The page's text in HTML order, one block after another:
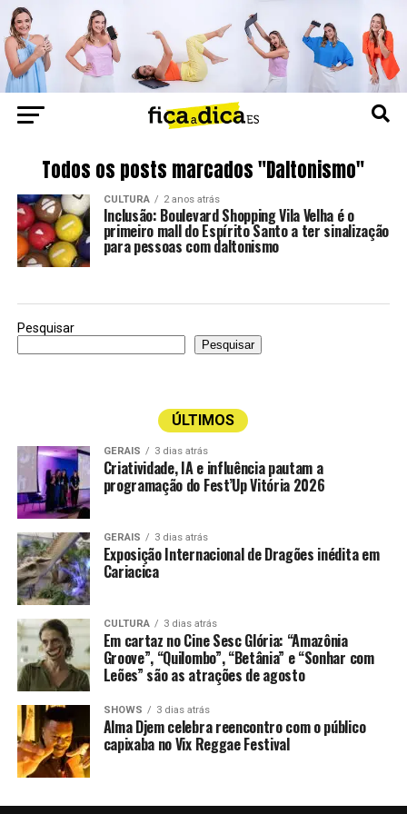
Todos os posts marcados "Daltonismo"
CULTURA 2 anos atrás
Inclusão: Boulevard Shopping Vila Velha é o
primeiro mall do Espírito Santo a ter sinalização
para pessoas com daltonismo
Pesquisar
Pesquisar
ÚLTIMOS
GERAIS 3 dias atrás
Criatividade, IA e influência pautam a
programação do Fest’Up Vitória 2026
GERAIS 3 dias atrás
Exposição Internacional de Dragões inédita em
Cariacica
CULTURA 3 dias atrás
Em cartaz no Cine Sesc Glória: “Amazônia
Groove”, “Quilombo”, “Betânia” e “Sonhar com
Leões” são as atrações de agosto
SHOWS 3 dias atrás
Alma Djem celebra reencontro com o público
capixaba no Vix Reggae Festival